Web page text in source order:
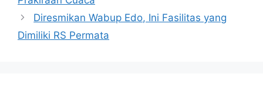
Diresmikan Wabup Edo, Ini Fasilitas yang
Dimiliki RS Permata